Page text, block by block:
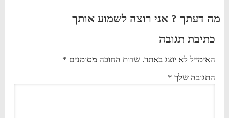
מה דעתך ? אני רוצה לשמוע אותך
כתיבת תגובה
האימייל לא יוצג באתר. שדות החובה מסומנים *
התגובה שלך *